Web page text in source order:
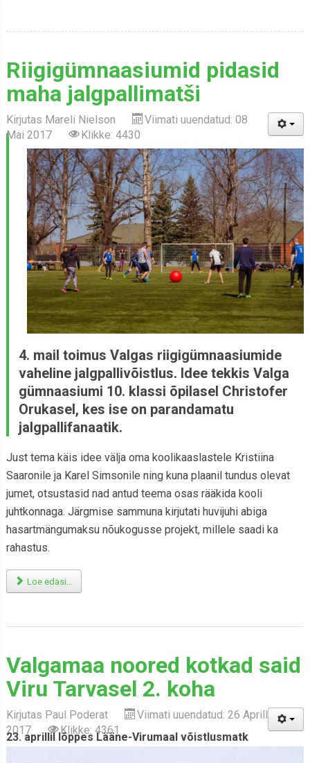
Riigigümnaasiumid pidasid
maha jalgpallimatši
Kirjutas Mareli Nielson
Viimati uuendatud: 08
Mai 2017
Klikke: 4430
4. mail toimus Valgas riigigümnaasiumide
vaheline jalgpallivõistlus. Idee tekkis Valga
gümnaasiumi 10. klassi õpilasel Christofer
Orukasel, kes ise on parandamatu
jalgpallifanaatik.
Just tema käis idee välja oma koolikaaslastele Kristiina
Saaronile ja Karel Simsonile ning kuna plaanil tundus olevat
jumet, otsustasid nad antud teema osas rääkida kooli
juhtkonnaga. Järgmise sammuna kirjutati huvijuhi abiga
hasartmängumaksu nõukogusse projekt, millele saadi ka
rahastus.
Loe edasi...
Valgamaa noored kotkad said
Viru Tarvasel 2. koha
Kirjutas Paul Poderat
Viimati uuendatud: 26 Aprill
2017
Klikke: 4361
23.aprillil lõppes Lääne-Virumaal võistlusmatk